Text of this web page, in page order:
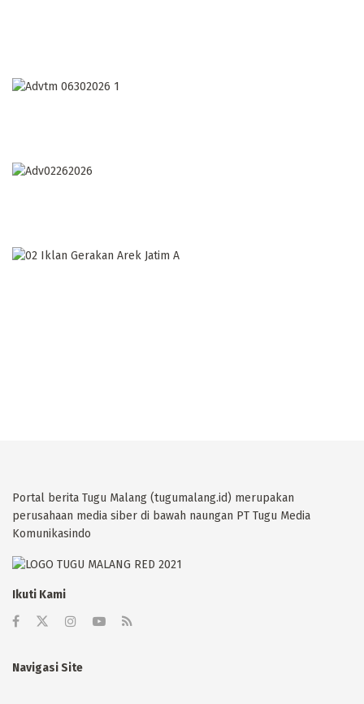
Portal berita Tugu Malang (tugumalang.id) merupakan
perusahaan media siber di bawah naungan PT Tugu Media
Komunikasindo
Ikuti Kami
Navigasi Site